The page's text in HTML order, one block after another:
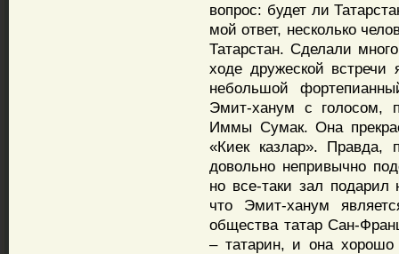
вопрос: будет ли
мой ответ, несколько
Татарстан. Сделали
ходе дружеской
небольшой
Эмит-ханум с голосом,
Иммы Сумак. Она
«Киек казлар».
довольно непривычно
но все-таки зал
что Эмит-ханум
общества татар Сан-
– татарин, и она хорошо